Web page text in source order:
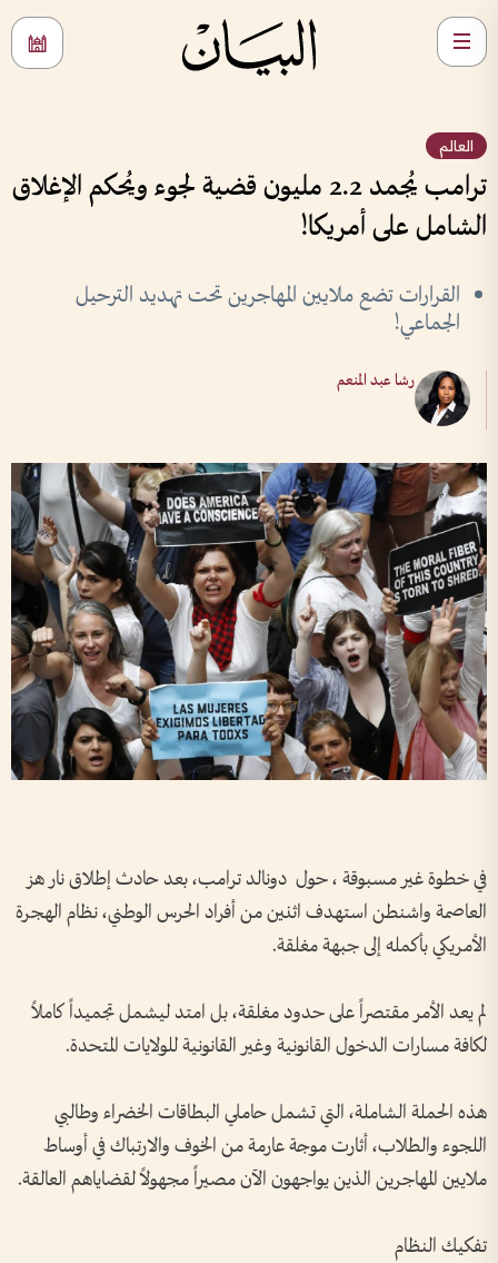
العالم
ترامب يُجمد 2.2 مليون قضية لجوء ويُحكم الإغلاق
الشامل على أمريكا!
القرارات تضع ملايين المهاجرين تحت تهديد الترحيل
الجماعي!
رشا عبد المنعم
في خطوة غير مسبوقة ، حول دونالد ترامب، بعد حادث إطلاق نار هز
العاصمة واشنطن استهدف اثنين من أفراد الحرس الوطني، نظام الهجرة
الأمريكي بأكمله إلى جبهة مغلقة.
لم يعد الأمر مقتصراً على حدود مغلقة، بل امتد ليشمل تجميداً كاملاً
لكافة مسارات الدخول القانونية وغير القانونية للولايات المتحدة.
هذه الحملة الشاملة، التي تشمل حاملي البطاقات الخضراء وطالبي
اللجوء والطلاب، أثارت موجة عارمة من الخوف والارتباك في أوساط
ملايين المهاجرين الذين يواجهون الآن مصيراً مجهولاً لقضاياهم العالقة.
تفكيك النظام